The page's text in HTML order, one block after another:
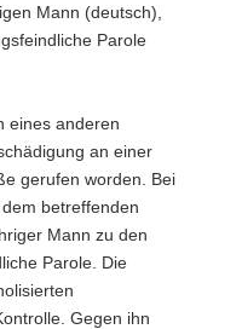
Mann (deutsch),
Parole
eines anderen
an einer
gerufen worden. Bei
betreffenden
Mann zu den
Parole. Die
Gegen ihn